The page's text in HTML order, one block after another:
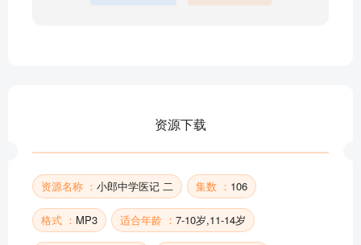
22 穿心莲 草医郎中的两个绝招
连翘拾珍
部分目录展示 ▶ 下载后解锁 106 首完整音频
资源下载
资源名称 ： 小郎中学医记 二 集数 ： 106
格式 ： MP3 适合年龄 ： 7-10岁,11-14岁